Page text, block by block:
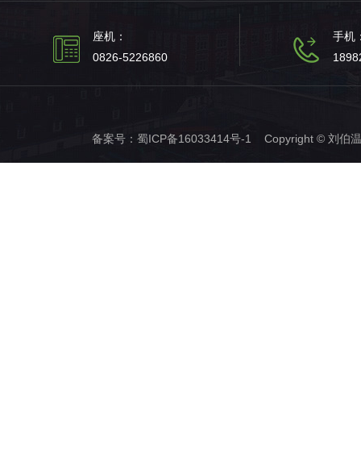
座机：
0826-5226860
手机
备案号： 蜀ICP备16033414号-1 Copyright © 刘伯